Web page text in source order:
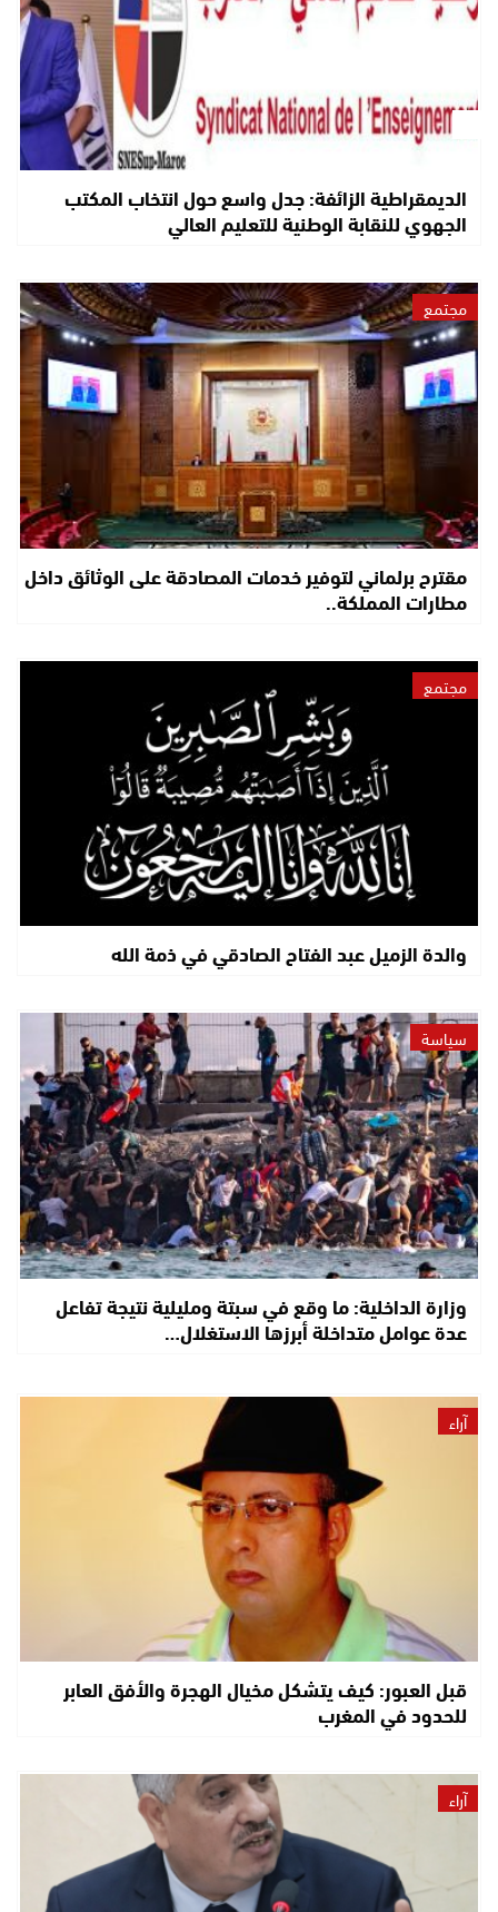
الديمقراطية الزائفة: جدل واسع حول انتخاب المكتب
الجهوي للنقابة الوطنية للتعليم العالي
مجتمع
مقترح برلماني لتوفير خدمات المصادقة على الوثائق داخل
مطارات المملكة..
مجتمع
والدة الزميل عبد الفتاح الصادقي في ذمة الله
سياسة
وزارة الداخلية: ما وقع في سبتة ومليلية نتيجة تفاعل
عدة عوامل متداخلة أبرزها الاستغلال…
آراء
قبل العبور: كيف يتشكل مخيال الهجرة والأفق العابر
للحدود في المغرب
آراء